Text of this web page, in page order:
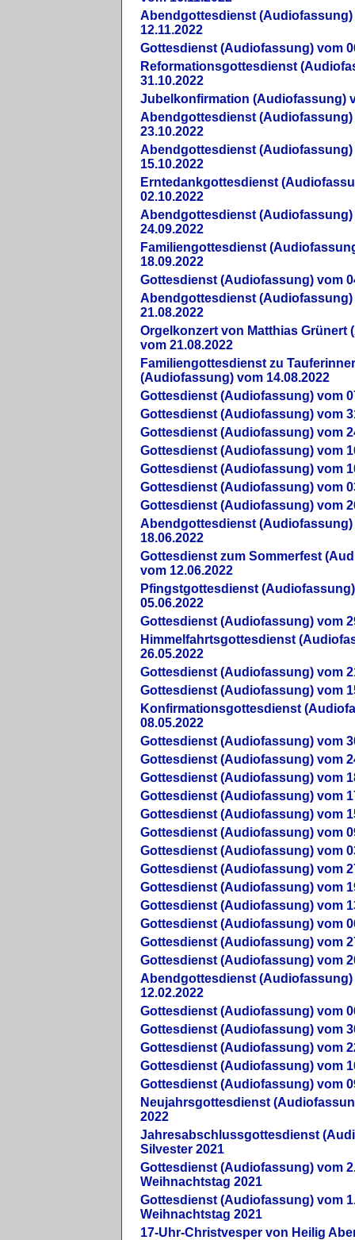
Abendgottesdienst (Audiofassung)
12.11.2022
Gottesdienst (Audiofassung) vom
Reformationsgottesdienst
31.10.2022
Jubelkonfirmation (Audiofassung)
Abendgottesdienst (Audiofassung)
23.10.2022
Abendgottesdienst (Audiofassung)
15.10.2022
Erntedankgottesdienst
02.10.2022
Abendgottesdienst (Audiofassung)
24.09.2022
Familiengottesdienst
18.09.2022
Gottesdienst (Audiofassung) vom
Abendgottesdienst (Audiofassung)
21.08.2022
Orgelkonzert von Matthias Grünert
vom 21.08.2022
Familiengottesdienst zu
(Audiofassung) vom 14.08.2022
Gottesdienst (Audiofassung) vom
Gottesdienst (Audiofassung) vom
Gottesdienst (Audiofassung) vom
Gottesdienst (Audiofassung) vom
Gottesdienst (Audiofassung) vom
Gottesdienst (Audiofassung) vom
Gottesdienst (Audiofassung) vom
Abendgottesdienst (Audiofassung)
18.06.2022
Gottesdienst zum Sommerfest
vom 12.06.2022
Pfingstgottesdienst
05.06.2022
Gottesdienst (Audiofassung) vom
Himmelfahrtsgottesdienst
26.05.2022
Gottesdienst (Audiofassung) vom
Gottesdienst (Audiofassung) vom
Konfirmationsgottesdienst
08.05.2022
Gottesdienst (Audiofassung) vom
Gottesdienst (Audiofassung) vom
Gottesdienst (Audiofassung) vom
Gottesdienst (Audiofassung) vom
Gottesdienst (Audiofassung) vom
Gottesdienst (Audiofassung) vom
Gottesdienst (Audiofassung) vom
Gottesdienst (Audiofassung) vom
Gottesdienst (Audiofassung) vom
Gottesdienst (Audiofassung) vom
Gottesdienst (Audiofassung) vom
Gottesdienst (Audiofassung) vom
Gottesdienst (Audiofassung) vom
Abendgottesdienst (Audiofassung)
12.02.2022
Gottesdienst (Audiofassung) vom
Gottesdienst (Audiofassung) vom
Gottesdienst (Audiofassung) vom
Gottesdienst (Audiofassung) vom
Gottesdienst (Audiofassung) vom
Neujahrsgottesdienst
2022
Jahresabschlussgottesdienst
Silvester 2021
Gottesdienst (Audiofassung) vom
Weihnachtstag 2021
Gottesdienst (Audiofassung) vom
Weihnachtstag 2021
17-Uhr-Christvesper von Heilig